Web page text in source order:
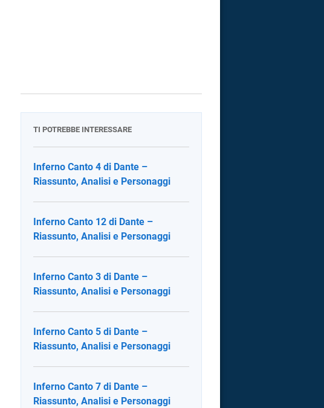
TI POTREBBE INTERESSARE
Inferno Canto 4 di Dante –
Riassunto, Analisi e Personaggi
Inferno Canto 12 di Dante –
Riassunto, Analisi e Personaggi
Inferno Canto 3 di Dante –
Riassunto, Analisi e Personaggi
Inferno Canto 5 di Dante –
Riassunto, Analisi e Personaggi
Inferno Canto 7 di Dante –
Riassunto, Analisi e Personaggi